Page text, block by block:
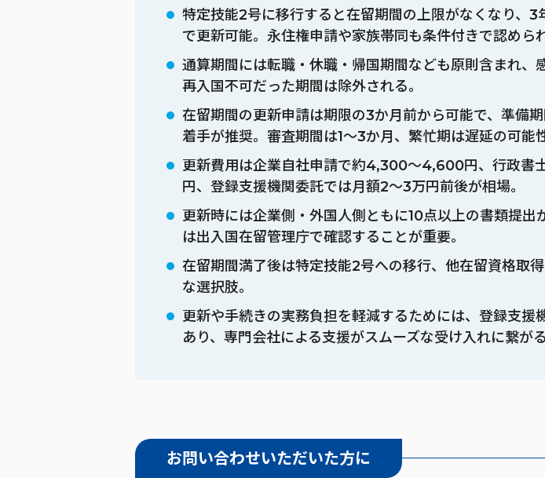
特定技能2号に移行すると在留期間の上限がなくなり、3
で更新可能。永住権申請や家族帯同も条件付きで認めら
通算期間には転職・休職・帰国期間なども原則含まれ、
再入国不可だった期間は除外される。
在留期間の更新申請は期限の3か月前から可能で、準備
着手が推奨。審査期間は1〜3か月、繁忙期は遅延の可能
更新費用は企業自社申請で約4,300〜4,600円、行政書
円、登録支援機関委託では月額2〜3万円前後が相場。
更新時には企業側・外国人側ともに10点以上の書類提出
は出入国在留管理庁で確認することが重要。
在留期間満了後は特定技能2号への移行、他在留資格取
な選択肢。
更新や手続きの実務負担を軽減するためには、登録支援
あり、専門会社による支援がスムーズな受け入れに繋がる
お問い合わせいただいた方に